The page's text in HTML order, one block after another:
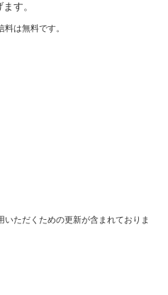
す。
は無料です。
ただくための更新が含まれておりま